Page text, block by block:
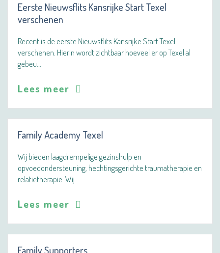
Eerste Nieuwsflits Kansrijke Start Texel
verschenen
Recent is de eerste Nieuwsflits Kansrijke Start Texel
verschenen. Hierin wordt zichtbaar hoeveel er op Texel al
gebeu…
Lees meer
Family Academy Texel
Wij bieden laagdrempelige gezinshulp en
opvoedondersteuning, hechtingsgerichte traumatherapie en
relatietherapie. Wij…
Lees meer
Family Supporters